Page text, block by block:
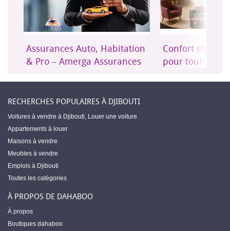
Assurances Auto, Habitation
& Pro – Amerga Assurances
Confort et
pour toute la
RECHERCHES POPULAIRES À DJIBOUTI
Voitures à vendre à Djibouti, Louer une voiture
Appartements à louer
Maisons à vendre
Meubles à vendre
Emplois à Djibouti
Toutes les catégories
À PROPOS DE DAHABOO
À propos
Boutiques dahaboo